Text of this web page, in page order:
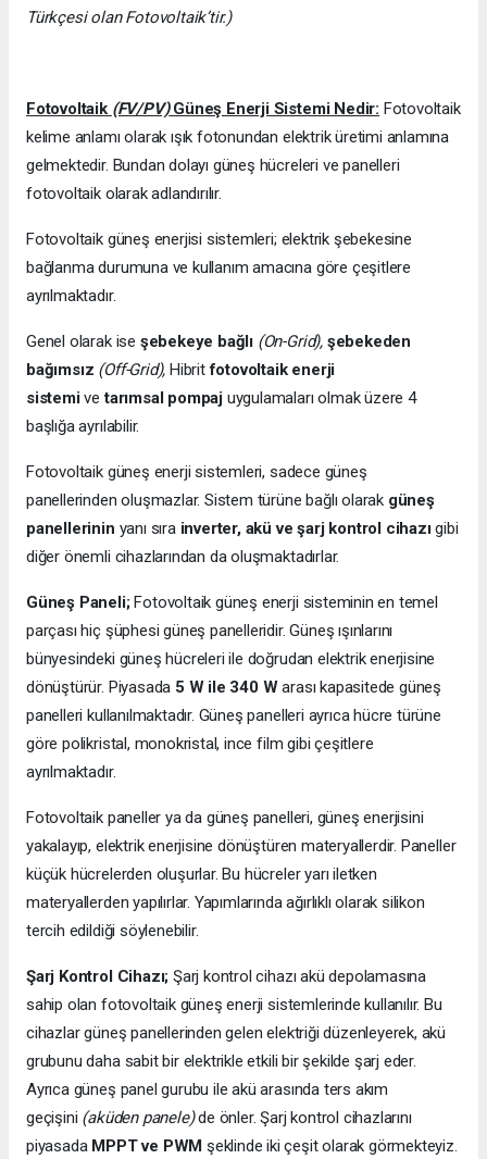
Türkçesi olan Fotovoltaik’tir.)
Fotovoltaik (FV/PV)Güneş Enerji Sistemi Nedir: Fotovoltaik
kelime anlamı olarak ışık fotonundan elektrik üretimi anlamına
gelmektedir. Bundan dolayı güneş hücreleri ve panelleri
fotovoltaik olarak adlandırılır.
Fotovoltaik güneş enerjisi sistemleri; elektrik şebekesine
bağlanma durumuna ve kullanım amacına göre çeşitlere
ayrılmaktadır.
Genel olarak ise şebekeye bağlı (On-Grid), şebekeden
bağımsız (Off-Grid), Hibritfotovoltaik enerji
sistemivetarımsal pompaj uygulamaları olmak üzere 4
başlığa ayrılabilir.
Fotovoltaik güneş enerji sistemleri, sadece güneş
panellerinden oluşmazlar. Sistem türüne bağlı olarak güneş
panellerinin yanı sıra inverter, akü ve şarj kontrol cihazıgibi
diğer önemli cihazlarından da oluşmaktadırlar.
Güneş Paneli;Fotovoltaik güneş enerji sisteminin en temel
parçası hiç şüphesi güneş panelleridir. Güneş ışınlarını
bünyesindeki güneş hücreleri ile doğrudan elektrik enerjisine
dönüştürür. Piyasada 5 W ile 340 Warası kapasitede güneş
panelleri kullanılmaktadır. Güneş panelleri ayrıca hücre türüne
göre polikristal, monokristal, ince film gibi çeşitlere
ayrılmaktadır.
Fotovoltaik paneller ya da güneş panelleri, güneş enerjisini
yakalayıp, elektrik enerjisine dönüştüren materyallerdir. Paneller
küçük hücrelerden oluşurlar. Bu hücreler yarı iletken
materyallerden yapılırlar. Yapımlarında ağırlıklı olarak silikon
tercih edildiği söylenebilir.
Şarj Kontrol Cihazı; Şarj kontrol cihazı akü depolamasına
sahip olan fotovoltaik güneş enerji sistemlerinde kullanılır. Bu
cihazlar güneş panellerinden gelen elektriği düzenleyerek, akü
grubunu daha sabit bir elektrikle etkili bir şekilde şarj eder.
Ayrıca güneş panel gurubu ile akü arasında ters akım
geçişini (aküden panele)de önler. Şarj kontrol cihazlarını
piyasada MPPT ve PWM şeklinde iki çeşit olarak görmekteyiz.